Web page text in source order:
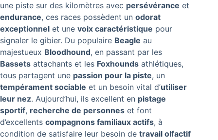
une piste sur des kilomètres avec persévérance et
endurance, ces races possèdent un odorat
exceptionnel et une voix caractéristique pour
signaler le gibier. Du populaire Beagle au
majestueux Bloodhound, en passant par les
Bassets attachants et les Foxhounds athlétiques,
tous partagent une passion pour la piste, un
tempérament sociable et un besoin vital d’utiliser
leur nez. Aujourd’hui, ils excellent en pistage
sportif, recherche de personnes et font
d’excellents compagnons familiaux actifs, à
condition de satisfaire leur besoin de travail olfactif